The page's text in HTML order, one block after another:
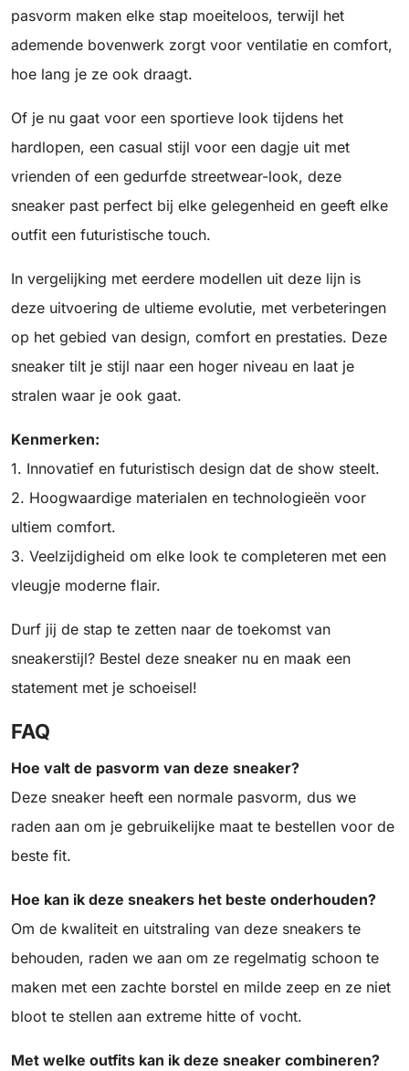
pasvorm maken elke stap moeiteloos, terwijl het
ademende bovenwerk zorgt voor ventilatie en comfort,
hoe lang je ze ook draagt.
Of je nu gaat voor een sportieve look tijdens het
hardlopen, een casual stijl voor een dagje uit met
vrienden of een gedurfde streetwear-look, deze
sneaker past perfect bij elke gelegenheid en geeft elke
outfit een futuristische touch.
In vergelijking met eerdere modellen uit deze lijn is
deze uitvoering de ultieme evolutie, met verbeteringen
op het gebied van design, comfort en prestaties. Deze
sneaker tilt je stijl naar een hoger niveau en laat je
stralen waar je ook gaat.
Kenmerken:
1. Innovatief en futuristisch design dat de show steelt.
2. Hoogwaardige materialen en technologieën voor
ultiem comfort.
3. Veelzijdigheid om elke look te completeren met een
vleugje moderne flair.
Durf jij de stap te zetten naar de toekomst van
sneakerstijl? Bestel deze sneaker nu en maak een
statement met je schoeisel!
FAQ
Hoe valt de pasvorm van deze sneaker?
Deze sneaker heeft een normale pasvorm, dus we
raden aan om je gebruikelijke maat te bestellen voor de
beste fit.
Hoe kan ik deze sneakers het beste onderhouden?
Om de kwaliteit en uitstraling van deze sneakers te
behouden, raden we aan om ze regelmatig schoon te
maken met een zachte borstel en milde zeep en ze niet
bloot te stellen aan extreme hitte of vocht.
Met welke outfits kan ik deze sneaker combineren?